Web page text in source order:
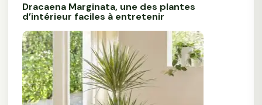
Dracaena Marginata, une des plantes
d’intérieur faciles à entretenir